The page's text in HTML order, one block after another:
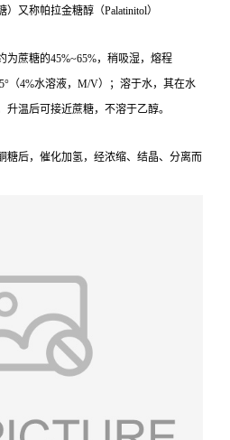
又称帕拉金糖醇（Palatinitol）
为蔗糖的45%~65%，稍吸湿，熔程
（4%水溶液，M/V）；溶于水，其在水
温后可接近蔗糖，不溶于乙醇。
糖后，催化加氢，经浓缩、结晶、分离而